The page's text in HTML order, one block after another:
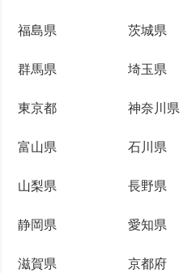
福島県 茨城県
群馬県 埼玉県
東京都 神奈川県
富山県 石川県
山梨県 長野県
静岡県 愛知県
滋賀県 京都府